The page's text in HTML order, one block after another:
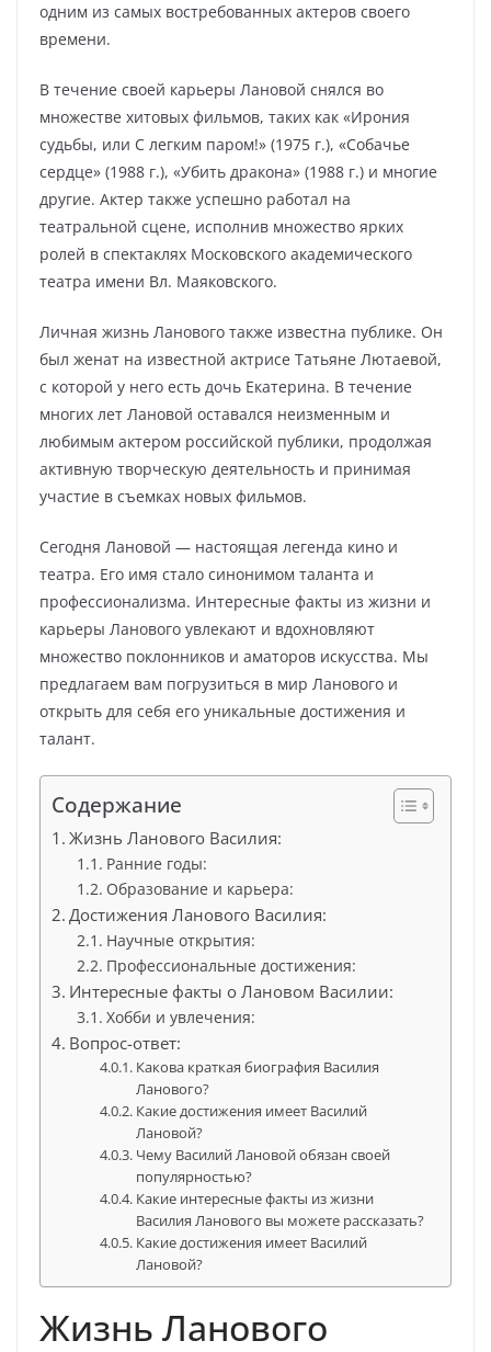
одним из самых востребованных актеров своего
времени.
В течение своей карьеры Лановой снялся во
множестве хитовых фильмов, таких как «Ирония
судьбы, или С легким паром!» (1975 г.), «Собачье
сердце» (1988 г.), «Убить дракона» (1988 г.) и многие
другие. Актер также успешно работал на
театральной сцене, исполнив множество ярких
ролей в спектаклях Московского академического
театра имени Вл. Маяковского.
Личная жизнь Ланового также известна публике. Он
был женат на известной актрисе Татьяне Лютаевой,
с которой у него есть дочь Екатерина. В течение
многих лет Лановой оставался неизменным и
любимым актером российской публики, продолжая
активную творческую деятельность и принимая
участие в съемках новых фильмов.
Сегодня Лановой — настоящая легенда кино и
театра. Его имя стало синонимом таланта и
профессионализма. Интересные факты из жизни и
карьеры Ланового увлекают и вдохновляют
множество поклонников и аматоров искусства. Мы
предлагаем вам погрузиться в мир Ланового и
открыть для себя его уникальные достижения и
талант.
Содержание
Жизнь Ланового Василия:
Ранние годы:
Образование и карьера:
Достижения Ланового Василия:
Научные открытия:
Профессиональные достижения:
Интересные факты о Лановом Василии:
Хобби и увлечения:
Вопрос-ответ:
Какова краткая биография Василия
Ланового?
Какие достижения имеет Василий
Лановой?
Чему Василий Лановой обязан своей
популярностью?
Какие интересные факты из жизни
Василия Ланового вы можете рассказать?
Какие достижения имеет Василий
Лановой?
Жизнь Ланового